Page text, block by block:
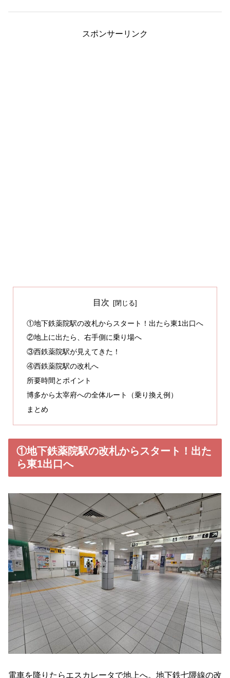
スポンサーリンク
目次
①地下鉄薬院駅の改札からスタート！出たら東1出口へ
②地上に出たら、右手側に乗り場へ
③西鉄薬院駅が見えてきた！
④西鉄薬院駅の改札へ
所要時間とポイント
博多から太宰府への全体ルート（乗り換え例）
まとめ
①地下鉄薬院駅の改札からスタート！出た
ら東1出口へ
電車を降りたらエスカレータで地上へ。地下鉄七隈線の改